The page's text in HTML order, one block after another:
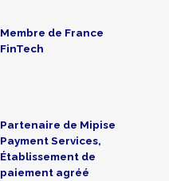
Membre de France
FinTech
Partenaire de Mipise
Payment Services,
Établissement de
paiement agréé